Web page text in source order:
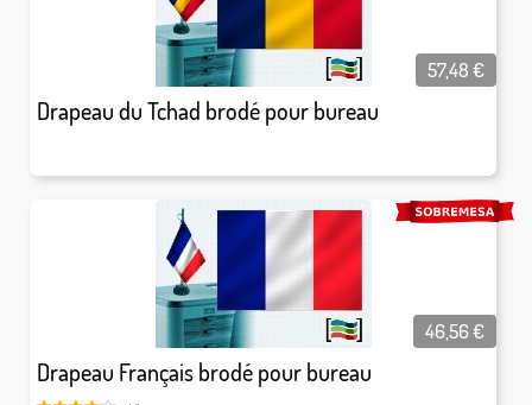
Drapeau du Tchad brodé pour bureau
57,48€
Drapeau Français brodé pour bureau
46,56€